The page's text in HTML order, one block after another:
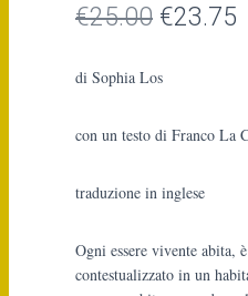
€25.00 Il
era:
€25.00.
€23.75
di Sophia Los
con un testo di Franco La
traduzione in inglese
Ogni essere vivente abita,
contestualizzato in un